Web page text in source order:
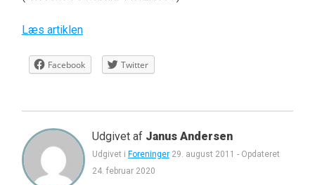
Læs artiklen
Facebook Twitter
Udgivet af Janus Andersen
Udgivet i Foreninger 29. august 2011 - Opdateret
24. februar 2020